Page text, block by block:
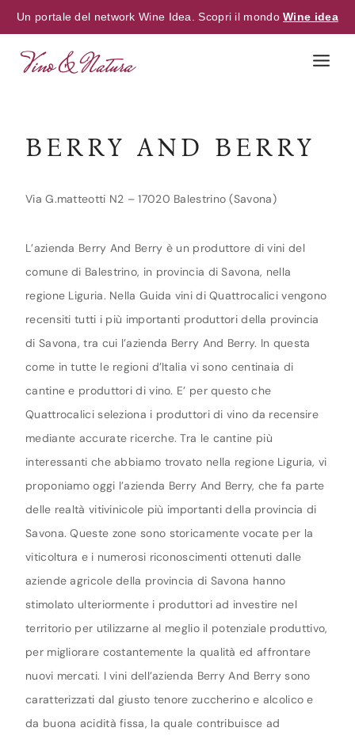
Un portale del network Wine Idea. Scopri il mondoWine idea
BERRY AND BERRY
Via G.matteotti N2 – 17020 Balestrino (Savona)
L’azienda Berry And Berry è un produttore di vini del
comune di Balestrino, in provincia di Savona, nella
regione Liguria. Nella Guida vini di Quattrocalici vengono
recensiti tutti i più importanti produttori della provincia
di Savona, tra cui l’azienda Berry And Berry. In questa
come in tutte le regioni d’Italia vi sono centinaia di
cantine e produttori di vino. E’ per questo che
Quattrocalici seleziona i produttori di vino da recensire
mediante accurate ricerche. Tra le cantine più
interessanti che abbiamo trovato nella regione Liguria, vi
proponiamo oggi l’azienda Berry And Berry, che fa parte
delle realtà vitivinicole più importanti della provincia di
Savona. Queste zone sono storicamente vocate per la
viticoltura e i numerosi riconoscimenti ottenuti dalle
aziende agricole della provincia di Savona hanno
stimolato ulteriormente i produttori ad investire nel
territorio per utilizzarne al meglio il potenziale produttivo,
per migliorare costantemente la qualità ed affrontare
nuovi mercati. I vini dell’azienda Berry And Berry sono
caratterizzati dal giusto tenore zuccherino e alcolico e
da buona acidità fissa, la quale contribuisce ad